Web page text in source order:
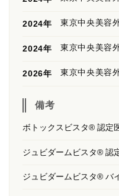
2024年 東京中央美容
2024年 東京中央美容
2026年 東京中央美容
備考
ボトックスビスタ® 認定
ジュビダームビスタ® 認
ジュビダームビスタ® バ